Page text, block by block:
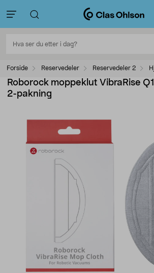
Forside Reservedeler Reservedeler 2
Roborock moppeklut VibraRise
2-pakning